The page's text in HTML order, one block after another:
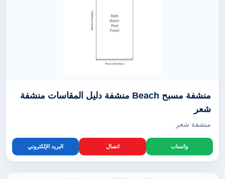
منشفة مسبح Beach منشفة دليل المقاسات منشفة
شعر
منشفة شعر
واتساب اتصال البريد الإلكتروني